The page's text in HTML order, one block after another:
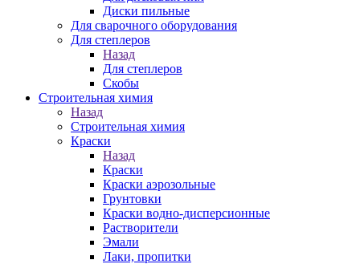
Диски пильные
Для сварочного оборудования
Для степлеров
Назад
Для степлеров
Скобы
Строительная химия
Назад
Строительная химия
Краски
Назад
Краски
Краски аэрозольные
Грунтовки
Краски водно-дисперсионные
Растворители
Эмали
Лаки, пропитки